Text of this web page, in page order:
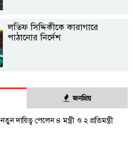
লতিফ সিদ্দিকীকে কারাগারে
পাঠানোর নির্দেশ
জনপ্রিয়
নতুন দায়িত্ব পেলেন ৪ মন্ত্রী ও ২ প্রতিমন্ত্রী